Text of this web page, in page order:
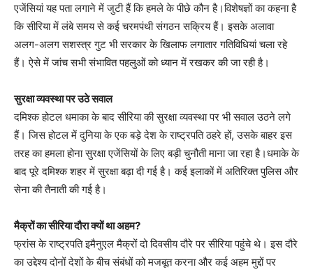
एजेंसियां यह पता लगाने में जुटी हैं कि हमले के पीछे कौन है।विशेषज्ञों का कहना है
कि सीरिया में लंबे समय से कई चरमपंथी संगठन सक्रिय हैं। इसके अलावा
अलग-अलग सशस्त्र गुट भी सरकार के खिलाफ लगातार गतिविधियां चला रहे
हैं। ऐसे में जांच सभी संभावित पहलुओं को ध्यान में रखकर की जा रही है।
सुरक्षा व्यवस्था पर उठे सवाल
दमिश्क होटल धमाका के बाद सीरिया की सुरक्षा व्यवस्था पर भी सवाल उठने लगे
हैं। जिस होटल में दुनिया के एक बड़े देश के राष्ट्रपति ठहरे हों, उसके बाहर इस
तरह का हमला होना सुरक्षा एजेंसियों के लिए बड़ी चुनौती माना जा रहा है।धमाके के
बाद पूरे दमिश्क शहर में सुरक्षा बढ़ा दी गई है। कई इलाकों में अतिरिक्त पुलिस और
सेना की तैनाती की गई है।
मैक्रों का सीरिया दौरा क्यों था अहम?
फ्रांस के राष्ट्रपति इमैनुएल मैक्रों दो दिवसीय दौरे पर सीरिया पहुंचे थे। इस दौरे
का उद्देश्य दोनों देशों के बीच संबंधों को मजबूत करना और कई अहम मुद्दों पर